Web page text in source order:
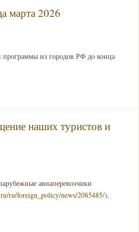
марта 2026
программы из городов РФ до конца
наших туристов и
авиаперевозчики
ru/foreign_policy/news/2085485/),